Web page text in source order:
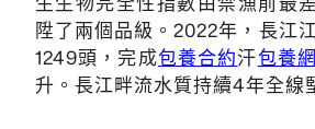
陞了兩個品級。2022年，長江
1249頭，完成包養合約汗包養
升。長江畔流水質持續4年全線